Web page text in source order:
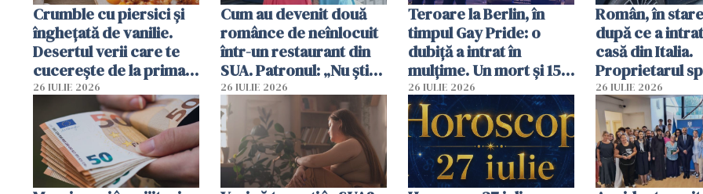
Crumble cu piersici și
înghețată de vanilie.
Desertul verii care te
cucerește de la prima
lingură
26 IULIE 2026
Cum au devenit două
românce de neînlocuit
într-un restaurant din
SUA. Patronul: „Nu știu
ce o să mă fac fără voi”
26 IULIE 2026
Teroare la Berlin, în
timpul Gay Pride: o
dubiță a intrat în
mulțime. Un mort și 15
răniți
26 IULIE 2026
Român, în
după ce a
casă din Italia.
Proprietarul
s-a apărat cu
26 IULIE 2026